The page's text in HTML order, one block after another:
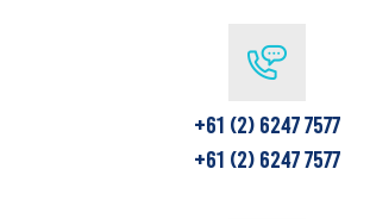
+61 (2) 6247 7577
+61 (2) 6247 7577